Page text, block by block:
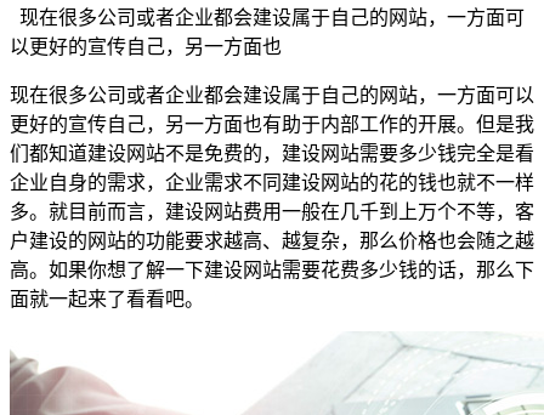
现在很多公司或者企业都会建设属于自己的网站，一方面可
以更好的宣传自己，另一方面也
现在很多公司或者企业都会建设属于自己的网站，一方面可以
更好的宣传自己，另一方面也有助于内部工作的开展。但是我
们都知道建设网站不是免费的，建设网站需要多少钱完全是看
企业自身的需求，企业需求不同建设网站的花的钱也就不一样
多。就目前而言，建设网站费用一般在几千到上万个不等，客
户建设的网站的功能要求越高、越复杂，那么价格也会随之越
高。如果你想了解一下建设网站需要花费多少钱的话，那么下
面就一起来了看看吧。